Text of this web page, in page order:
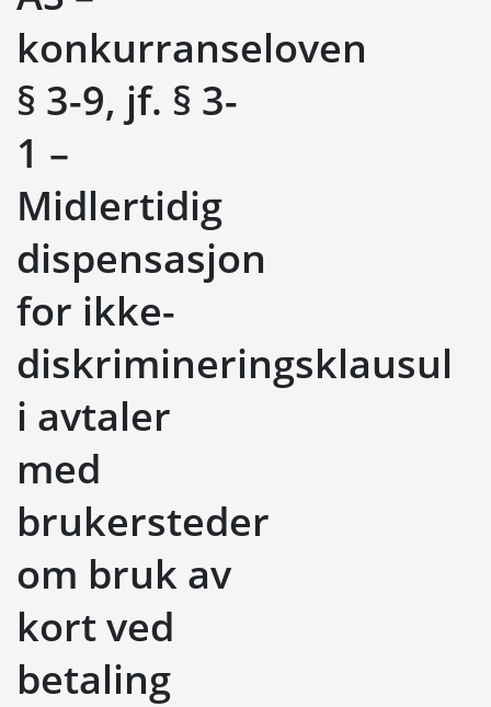
konkurranseloven
§ 3-9, jf. § 3-
1 –
Midlertidig
dispensasjon
for ikke-
diskrimineringsklausul
i avtaler
med
brukersteder
om bruk av
kort ved
betaling